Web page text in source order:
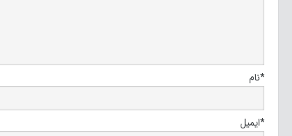
نام*
ایمیل*